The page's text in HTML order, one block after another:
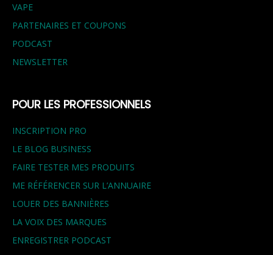
VAPE
PARTENAIRES ET COUPONS
PODCAST
NEWSLETTER
POUR LES PROFESSIONNELS
INSCRIPTION PRO
LE BLOG BUSINESS
FAIRE TESTER MES PRODUITS
ME RÉFÉRENCER SUR L’ANNUAIRE
LOUER DES BANNIÈRES
LA VOIX DES MARQUES
ENREGISTRER PODCAST